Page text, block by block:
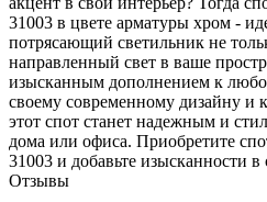
31003 в цвете арматуры хром -
потрясающий светильник не
направленный свет в ваше
изысканным дополнением к
своему современному дизайну и
этот спот станет надежным и
дома или офиса. Приобретите
31003 и добавьте изысканности
Отзывы